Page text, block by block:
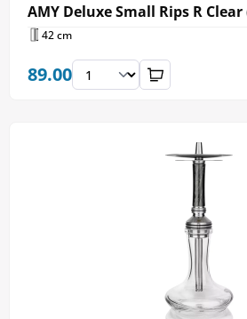
AMY Deluxe Small Rips R Clear
42 cm
89.00